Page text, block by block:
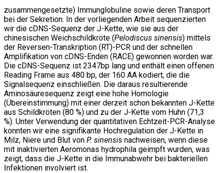
zusammengesetzte) Immunglobuline sowie deren Transport
bei der Sekretion. In der vorliegenden Arbeit sequenzierten
wir die cDNS-Sequenz der J-Kette, wie sie aus der
chinesischen Weichschildkröte (Pelodiscus sinensis) mittels
der Reversen-Transkription (RT)-PCR und der schnellen
Amplifikation von cDNS-Enden (RACE) gewonnen worden war.
Die cDNS-Sequenz ist 2347bp lang und enthält einen offenen
Reading Frame aus 480 bp, der 160 AA kodiert, die die
Signalsequenz einschließen. Die daraus resultierende
Aminosäuresequenz zeigt eine hohe Homologie
(Übereinstimmung) mit einer derzeit schon bekannten J-Kette
aus Schildkröten (80 %) und zu der J-Kette vom Huhn (71,3
%). Unter Verwendung der quantitativen Echtzeit-PCR-Analyse
konnten wir eine signifikante Hochregulation der J-Kette in
Milz, Niere und Blut von P. sinensis nachweisen, wenn diese
mit inaktivierten Aeromonas hydrophila geimpft wurden, was
zeigt, dass die J-Kette in die Immunabwehr bei bakteriellen
Infektionen involviert ist.